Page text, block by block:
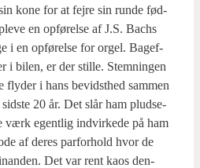
kone for at fejre sin run­de fød­
en opfø­rel­se af J.S. Bachs
i en opfø­rel­se for orgel. Bag­ef­
i bilen, er der stil­le. Stem­nin­gen
fly­der i hans bevidst­hed sam­men
20 år. Det slår ham plud­se­
værk egent­lig ind­vir­ke­de på ham
af deres par­for­hold hvor de
Det var rent kaos den­